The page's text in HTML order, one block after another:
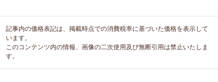
記事内の価格表記は、掲載時点での消費税率に基づいた価格を表示して
います。
このコンテンツ内の情報、画像の二次使用及び無断引用は禁止いたしま
す。